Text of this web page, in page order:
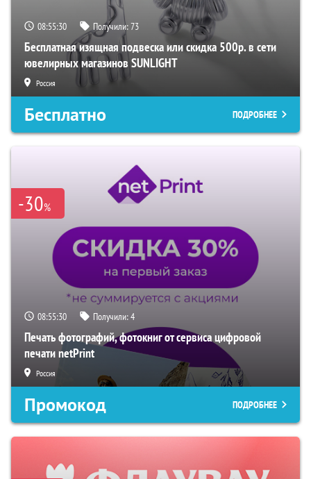
08:55:29 Получили:73
Бесплатная изящная подвеска или скидка 500р. в сети
ювелирных магазинов SUNLIGHT
Россия
Бесплатно ПОДРОБНЕЕ
-30%
08:55:29 Получили:4
Печать фотографий, фотокниг от сервиса цифровой
печати netPrint
Россия
Промокод ПОДРОБНЕЕ